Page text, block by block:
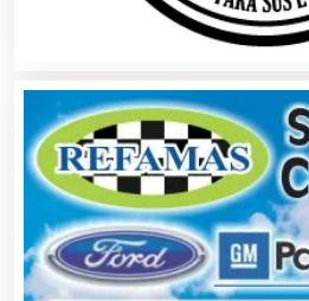
Bordados y Estampados
Boutiques
Buceo
Cafeterías